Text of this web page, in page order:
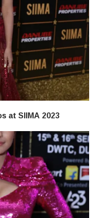
at SIIMA 2023